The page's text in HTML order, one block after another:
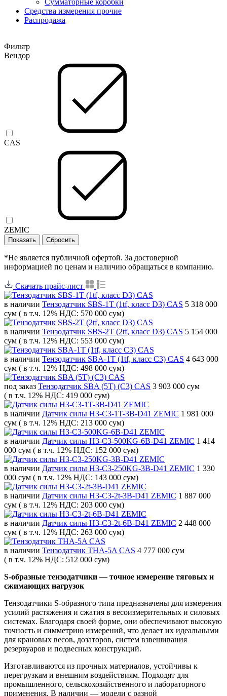
Средства измерения прочие
Распродажа
Фильтр
Вендор
CAS
ZEMIC
*Не является публичной офертой. За достоверной
информацией по ценам и наличию обращаться в компанию.
Скачать прайс-лист
в наличии Тензодатчик SBS-1T (1tf, класс D3) CAS 5 318 000
сум ( в т.ч. 12% НДС: 570 000 сум)
в наличии Тензодатчик SBS-2T (2tf, класс D3) CAS 5 154 000
сум ( в т.ч. 12% НДС: 553 000 сум)
в наличии Тензодатчик SBA-1T (1tf, класс C3) CAS 4 643 000
сум ( в т.ч. 12% НДС: 498 000 сум)
под заказ Тензодатчик SBA (5T) (C3) CAS 3 903 000 сум
( в т.ч. 12% НДС: 419 000 сум)
в наличии Датчик силы H3-C3-1T-3B-D41 ZEMIC 1 981 000
сум ( в т.ч. 12% НДС: 213 000 сум)
в наличии Датчик силы H3-C3-500KG-6B-D41 ZEMIC 1 414
000 сум ( в т.ч. 12% НДС: 152 000 сум)
в наличии Датчик силы H3-C3-250KG-3B-D41 ZEMIC 1 330
000 сум ( в т.ч. 12% НДС: 143 000 сум)
в наличии Датчик силы H3-C3-2t-3B-D41 ZEMIC 1 887 000
сум ( в т.ч. 12% НДС: 203 000 сум)
в наличии Датчик силы H3-C3-2t-6B-D41 ZEMIC 2 448 000
сум ( в т.ч. 12% НДС: 263 000 сум)
в наличии Тензодатчик THA-5A CAS 4 777 000 сум
( в т.ч. 12% НДС: 512 000 сум)
S-образные тензодатчики — точное измерение тяговых и
сжимающих нагрузок
Тензодатчики S-образного типа предназначены для измерения
усилий растяжения и сжатия в весоизмерительных и силовых
системах. Благодаря своей форме, они обеспечивают высокую
точность и симметрию измерений, что делает их идеальными
для крановых весов, дозаторов, систем взвешивания
резервуаров и подвесных конструкций.
Изготавливаются из прочных материалов, устойчивы к
перегрузкам и внешним воздействиям. Подходят для
промышленного, сельскохозяйственного и лабораторного
применения. В наличии — модели с разной